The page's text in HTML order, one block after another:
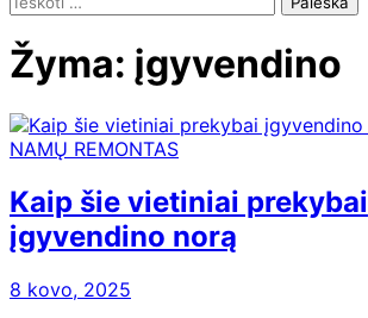
Žyma: įgyvendino
NAMŲ REMONTAS
Kaip šie vietiniai prekybai
įgyvendino norą
8 kovo, 2025